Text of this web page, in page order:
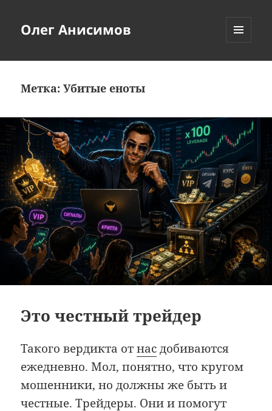
Олег Анисимов
Метка:Убитые еноты
Это честный трейдер
Такого вердикта отнасдобиваются
ежедневно. Мол, понятно, что кругом
мошенники, но должны же быть и
честные. Трейдеры. Они и помогут